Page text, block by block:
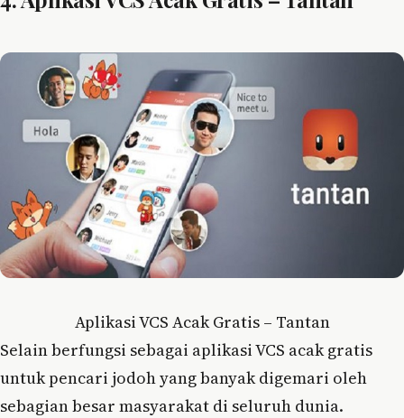
Aplikasi VCS Acak Gratis – Tantan
Selain berfungsi sebagai aplikasi VCS acak gratis
untuk pencari jodoh yang banyak digemari oleh
sebagian besar masyarakat di seluruh dunia.